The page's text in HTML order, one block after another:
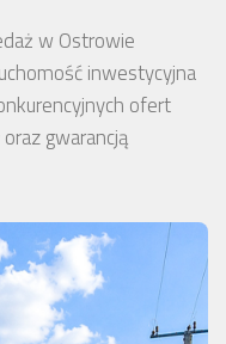
w Ostrowie
inwestycyjna
ofert
gwarancją